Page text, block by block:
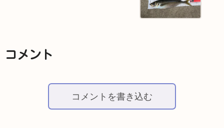
コメント
コメントを書き込む